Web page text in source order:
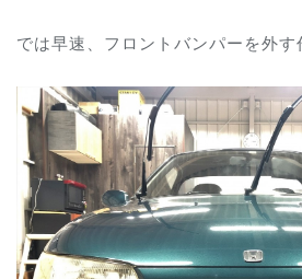
では早速、フロントバンパーを外す